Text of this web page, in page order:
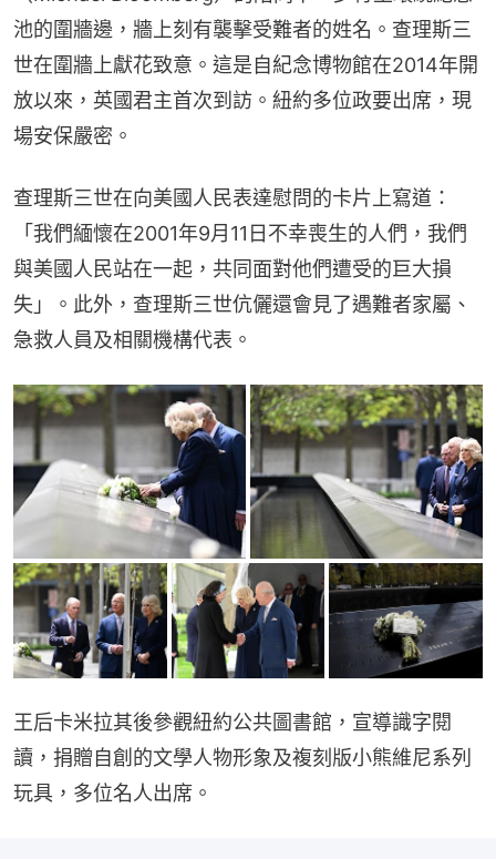
池的圍牆邊，牆上刻有襲擊受難者的姓名。查理斯三
世在圍牆上獻花致意。這是自紀念博物館在2014年開
放以來，英國君主首次到訪。紐約多位政要出席，現
場安保嚴密。
查理斯三世在向美國人民表達慰問的卡片上寫道：
「我們緬懷在2001年9月11日不幸喪生的人們，我們
與美國人民站在一起，共同面對他們遭受的巨大損
失」。此外，查理斯三世伉儷還會見了遇難者家屬、
急救人員及相關機構代表。
王后卡米拉其後參觀紐約公共圖書館，宣導識字閱
讀，捐贈自創的文學人物形象及複刻版小熊維尼系列
玩具，多位名人出席。